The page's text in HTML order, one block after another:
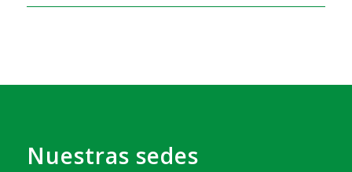
Nuestras sedes